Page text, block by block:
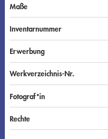
Maße
Inventarnummer
Erwerbung
Werkverzeichnis-Nr.
Fotograf*in
Rechte